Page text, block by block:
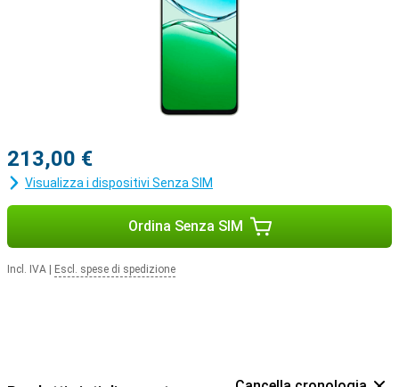
213,00 €
Visualizza i dispositivi Senza SIM
Ordina Senza SIM
Incl. IVA Escl. spese di spedizione